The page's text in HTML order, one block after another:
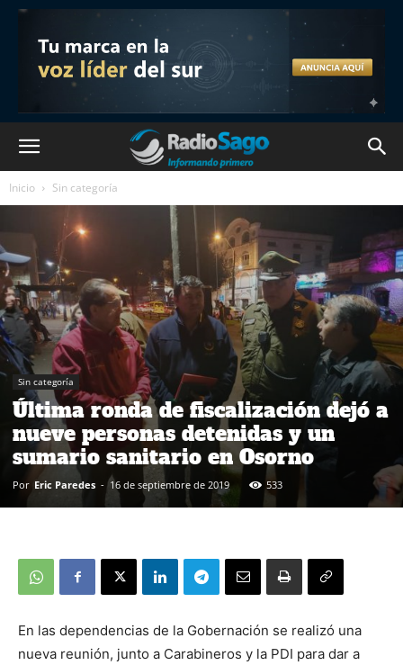
Inicio Sin categoría
Sin categoría
Última ronda de fiscalización dejó a
nueve personas detenidas y un
sumario sanitario en Osorno
Por Eric Paredes - 16 de septiembre de 2019 533
En las dependencias de la Gobernación se realizó una
nueva reunión, junto a Carabineros y la PDI para dar a